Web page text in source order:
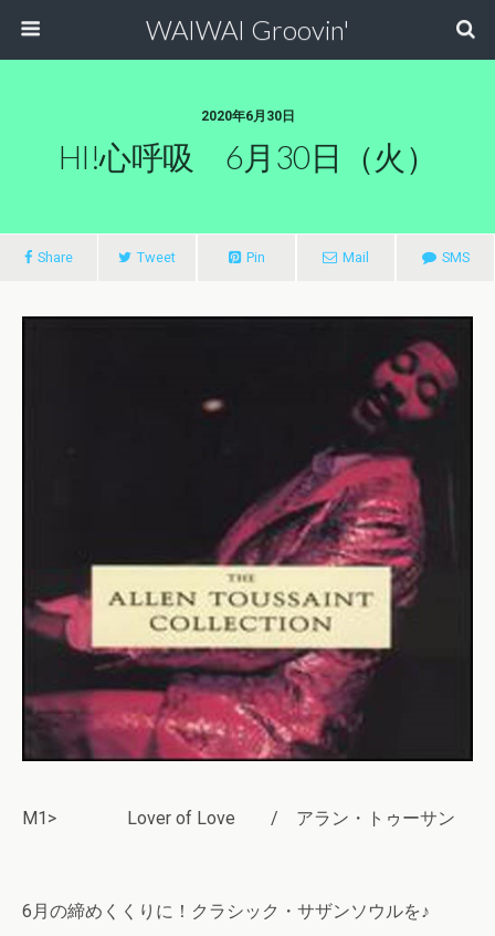
WAIWAI Groovin'
2020年6月30日
HI!心呼吸 6月30日（火）
Share Tweet Pin Mail SMS
M1> Lover of Love / アラン・トゥーサン
6月の締めくくりに！クラシック・サザンソウルを♪